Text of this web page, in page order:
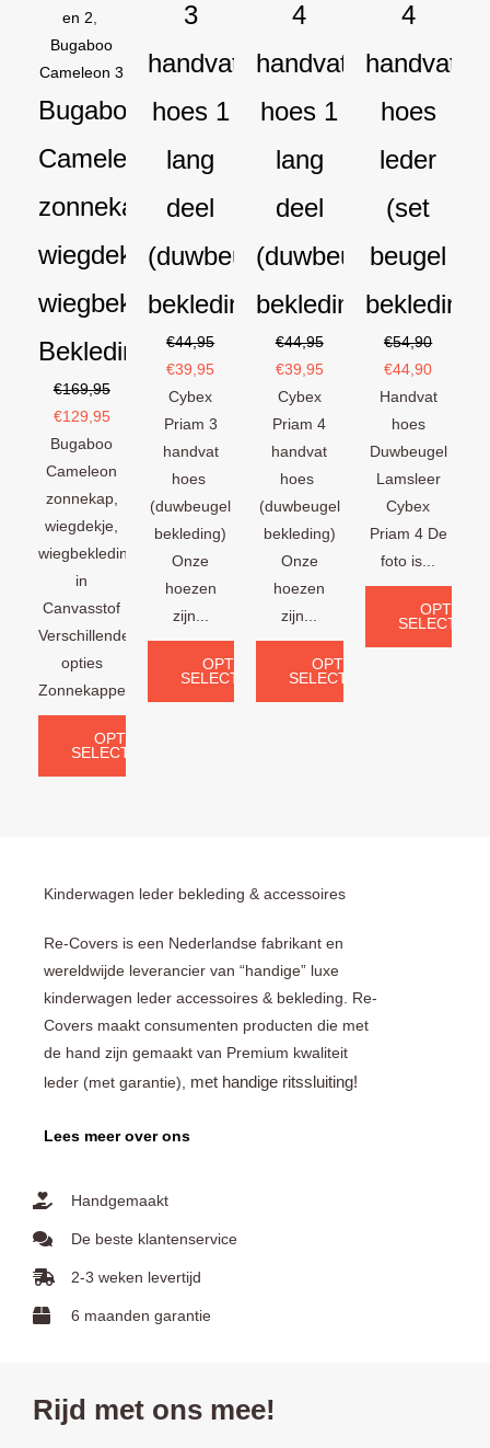
en 2
Bugaboo
Cameleon 3
Bugaboo
Cameleon
zonnekap
wiegdekje
wiegbekleding
Bekledingset
€169,95
€129,95
Bugaboo
Cameleon
zonnekap,
wiegdekje,
wiegbekleding
in
Canvasstof
Verschillende
opties
Zonnekappen:...
OPTIES
SELECTEREN
3
handvat
hoes 1
lang
deel
(duwbeugel
bekleding)
€44,95
€39,95
Cybex
Priam 3
handvat
hoes
(duwbeugel
bekleding)
Onze
hoezen
zijn...
OPTIES
SELECTEREN
4
handvat
hoes 1
lang
deel
(duwbeugel
bekleding)
€44,95
€39,95
Cybex
Priam 4
handvat
hoes
(duwbeugel
bekleding)
Onze
hoezen
zijn...
OPTIES
SELECTEREN
4
handvat
hoes
leder
(set
beugel
bekleding)
€54,90
€44,90
Handvat
hoes
Duwbeugel
Lamsleer
Cybex
Priam 4 De
foto is...
OPTIES
Kinderwagen leder bekleding & accessoires
Re-Covers is een Nederlandse fabrikant en
wereldwijde leverancier van “handige” luxe
kinderwagen leder accessoires & bekleding. Re-
Covers maakt consumenten producten die met
de hand zijn gemaakt van Premium kwaliteit
leder (met garantie), met handige ritssluiting!
Lees meer over ons
Handgemaakt
De beste klantenservice
2-3 weken levertijd
6 maanden garantie
Rijd met ons mee!